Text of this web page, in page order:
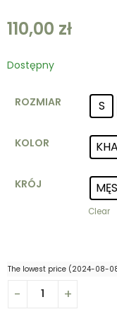
110,00 zł
Dostępny
ROZMIAR S
KOLOR
KRÓJ
Clear
The lowest price (2024-08-